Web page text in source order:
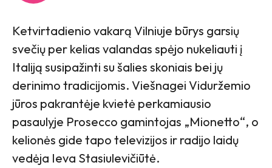
Ketvirtadienio vakarą Vilniuje būrys garsių
svečių per kelias valandas spėjo nukeliauti į
Italiją susipažinti su šalies skoniais bei jų
derinimo tradicijomis. Viešnagei Viduržemio
jūros pakrantėje kvietė perkamiausio
pasaulyje Prosecco gamintojas „Mionetto“, o
kelionės gide tapo televizijos ir radijo laidų
vedėja Ieva Stasiulevičiūtė.